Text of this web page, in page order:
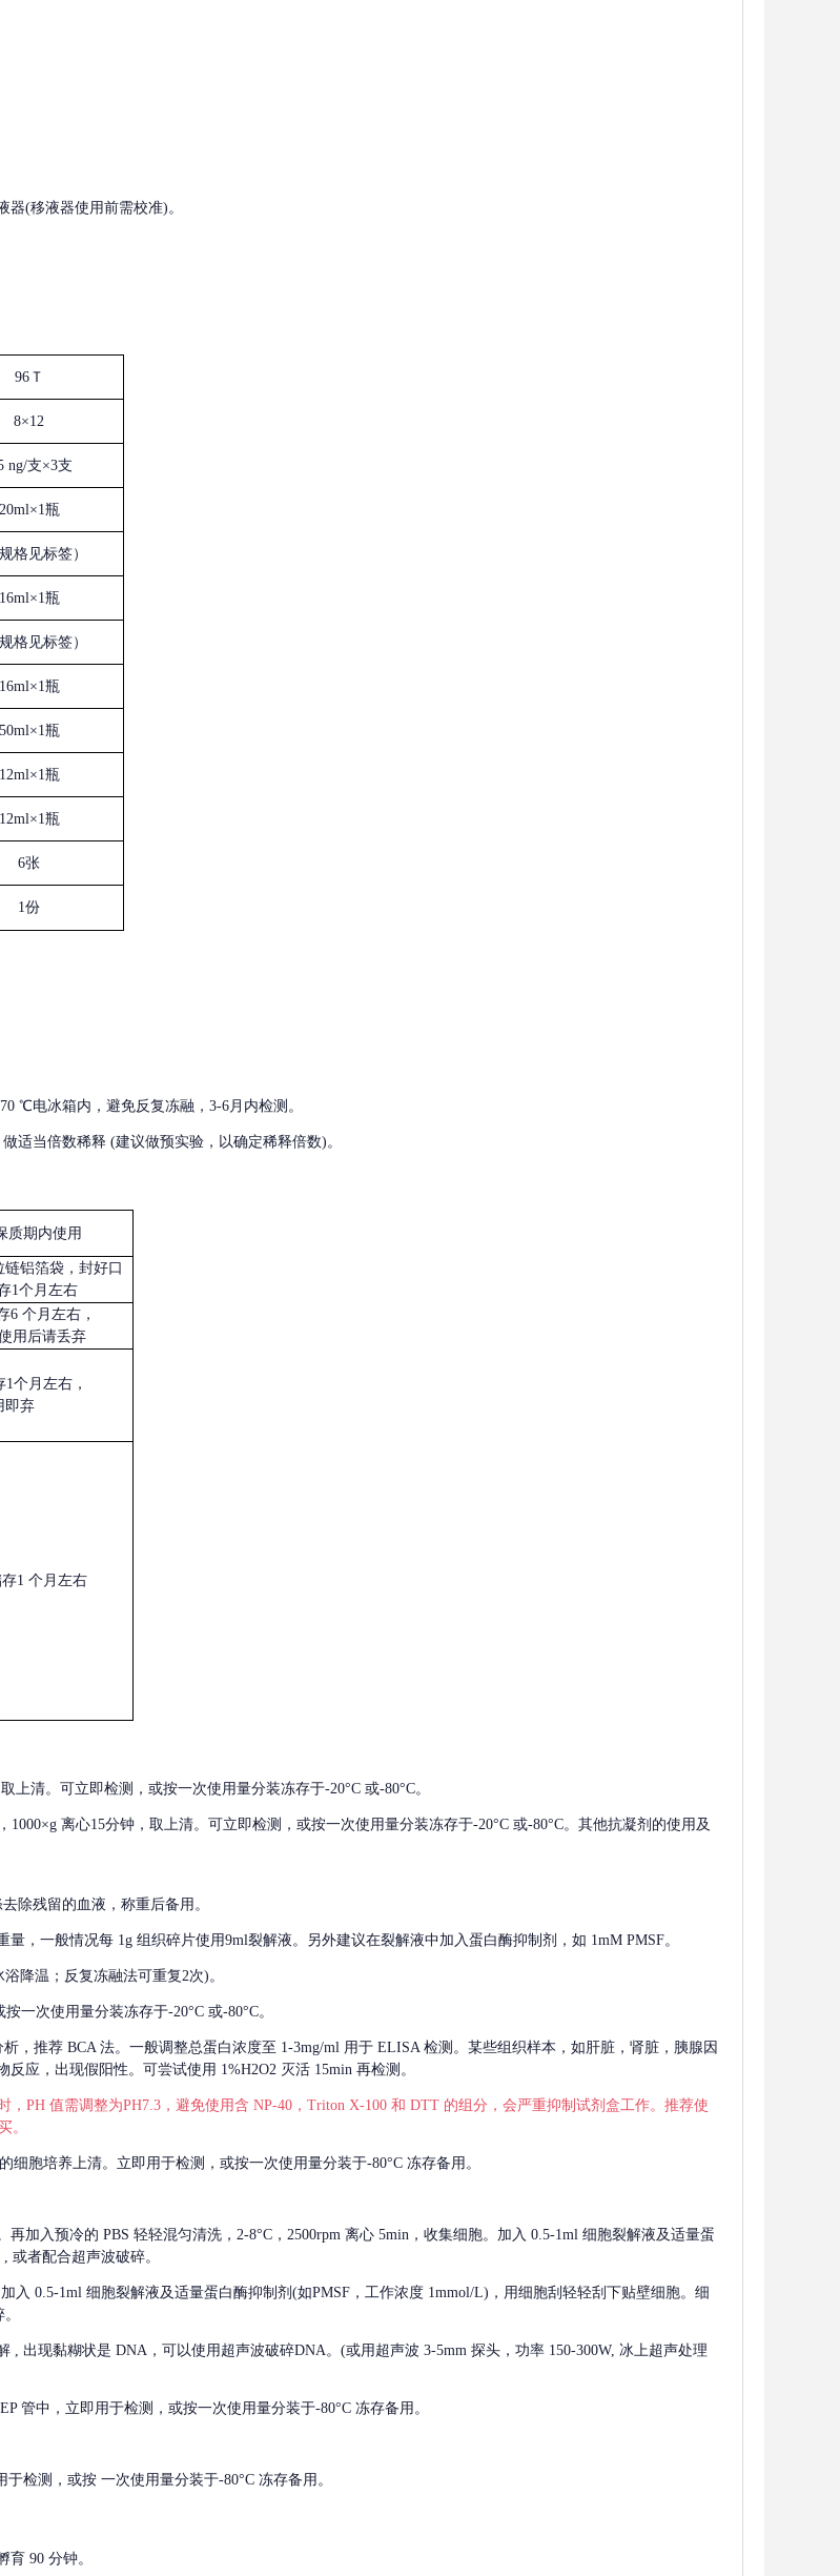
器(移液器使用前需校准)。
96Ｔ
8×12
ng/支×3支
20ml×1瓶
格见标签）
16ml×1瓶
格见标签）
16ml×1瓶
50ml×1瓶
12ml×1瓶
12ml×1瓶
6张
1份
℃电冰箱内，避免反复冻融，3-6月内检测。
做适当倍数稀释 (建议做预实验，以确定稀释倍数)。
质期内使用
铝箔袋，封好口
1个月左右
6 个月左右，
用后请丢弃
个月左右，
即弃
1 个月左右
上清。可立即检测，或按一次使用量分装冻存于-20°C 或-80°C。
1000×g 离心15分钟，取上清。可立即检测，或按一次使用量分装冻存于-20°C 或-80°C。其他抗凝剂的使用及
除残留的血液，称重后备用。
量，一般情况每 1g 组织碎片使用9ml裂解液。另外建议在裂解液中加入蛋白酶抑制剂，如 1mM PMSF。
降温；反复冻融法可重复2次)。
一次使用量分装冻存于-20°C 或-80°C。
析，推荐 BCA 法。一般调整总蛋白浓度至 1-3mg/ml 用于 ELISA 检测。某些组织样本，如肝脏，肾脏，胰腺因
应，出现假阳性。可尝试使用 1%H2O2 灭活 15min 再检测。
，PH 值需调整为PH7.3，避免使用含 NP-40，Triton X-100 和 DTT 的组分，会严重抑制试剂盒工作。推荐使
。
细胞培养上清。立即用于检测，或按一次使用量分装于-80°C 冻存备用。
再加入预冷的 PBS 轻轻混匀清洗，2-8°C，2500rpm 离心 5min，收集细胞。加入 0.5-1ml 细胞裂解液及适量蛋
或者配合超声波破碎。
入 0.5-1ml 细胞裂解液及适量蛋白酶抑制剂(如PMSF，工作浓度 1mmol/L)，用细胞刮轻轻刮下贴壁细胞。细
, 出现黏糊状是 DNA，可以使用超声波破碎DNA。(或用超声波 3-5mm 探头，功率 150-300W, 冰上超声处理
管中，立即用于检测，或按一次使用量分装于-80°C 冻存备用。
检测，或按 一次使用量分装于-80°C 冻存备用。
育 90 分钟。